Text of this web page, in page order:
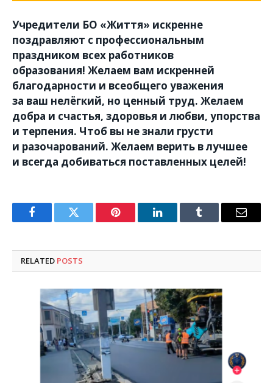
Учредители БО «Життя» искренне
поздравляют с профессиональным
праздником всех работников
образования! Желаем вам искренней
благодарности и всеобщего уважения
за ваш нелёгкий, но ценный труд. Желаем
добра и счастья, здоровья и любви, упорства
и терпения. Чтоб вы не знали грусти
и разочарований. Желаем верить в лучшее
и всегда добиваться поставленных целей!
FacebookTwitter Pinterest LinkedInTumblr Email
RELATED POSTS